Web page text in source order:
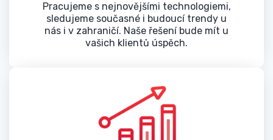
Pracujeme s nejnovějšími technologiemi,
sledujeme současné i budoucí trendy u
nás i v zahraničí. Naše řešení bude mít u
vašich klientů úspěch.